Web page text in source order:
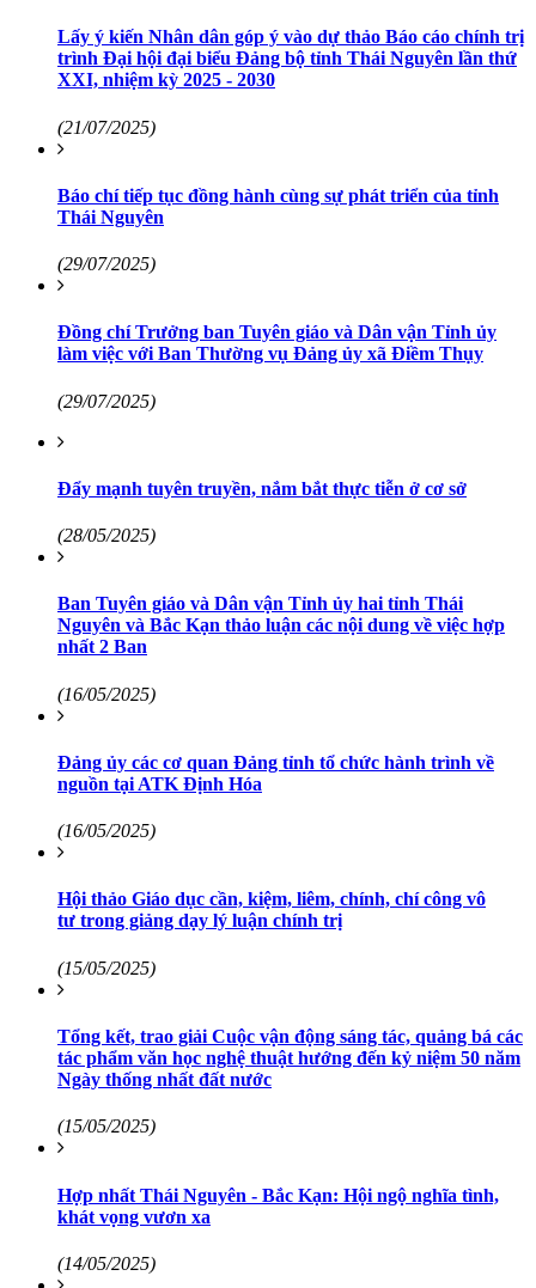
Lấy ý kiến Nhân dân góp ý vào dự thảo Báo cáo chính trị
trình Đại hội đại biểu Đảng bộ tỉnh Thái Nguyên lần thứ
XXI, nhiệm kỳ 2025 - 2030
(21/07/2025)
Báo chí tiếp tục đồng hành cùng sự phát triển của tỉnh
Thái Nguyên
(29/07/2025)
Đồng chí Trưởng ban Tuyên giáo và Dân vận Tỉnh ủy
làm việc với Ban Thường vụ Đảng ủy xã Điềm Thụy
(29/07/2025)
Đẩy mạnh tuyên truyền, nắm bắt thực tiễn ở cơ sở
(28/05/2025)
Ban Tuyên giáo và Dân vận Tỉnh ủy hai tỉnh Thái
Nguyên và Bắc Kạn thảo luận các nội dung về việc hợp
nhất 2 Ban
(16/05/2025)
Đảng ủy các cơ quan Đảng tỉnh tổ chức hành trình về
nguồn tại ATK Định Hóa
(16/05/2025)
Hội thảo Giáo dục cần, kiệm, liêm, chính, chí công vô
tư trong giảng dạy lý luận chính trị
(15/05/2025)
Tổng kết, trao giải Cuộc vận động sáng tác, quảng bá các
tác phẩm văn học nghệ thuật hướng đến kỷ niệm 50 năm
Ngày thống nhất đất nước
(15/05/2025)
Hợp nhất Thái Nguyên - Bắc Kạn: Hội ngộ nghĩa tình,
khát vọng vươn xa
(14/05/2025)